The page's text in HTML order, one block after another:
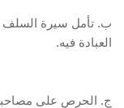
ب. تأمل سيرة السلف
العبادة فيه.
ج. الحرص على مصاحبة